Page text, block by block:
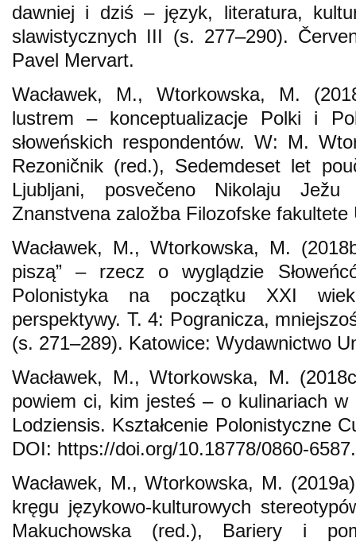
dawniej i dziś – język, literatura,
slawistycznych III (s. 277–290).
Pavel Mervart.
Wacławek, M., Wtorkowska, M.
lustrem – konceptualizacje Polki i
słoweńskich respondentów. W: M.
Rezoničnik (red.), Sedemdeset let
Ljubljani, posvečeno Nikolaju
Znanstvena založba Filozofske fakultete
Wacławek, M., Wtorkowska, M.
piszą” – rzecz o wyglądzie
Polonistyka na początku XXI
perspektywy. T. 4: Pogranicza,
(s. 271–289). Katowice: Wydawnictwo
Wacławek, M., Wtorkowska, M.
powiem ci, kim jesteś – o kulinariach w
Lodziensis. Kształcenie Polonistyczne
DOI: https://doi.org/10.18778/0860-
Wacławek, M., Wtorkowska, M.
kręgu językowo-kulturowych
Makuchowska (red.), Bariery i